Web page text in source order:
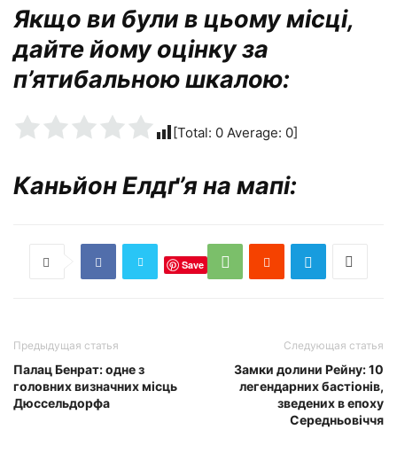
Якщо ви були в цьому місці,
дайте йому оцінку за
п’ятибальною шкалою:
[Total: 0 Average: 0]
Каньйон Елдґ’я на мапі:
Save
Предыдущая статья
Палац Бенрат: одне з
головних визначних місць
Дюссельдорфа
Следующая статья
Замки долини Рейну: 10
легендарних бастіонів,
зведених в епоху
Середньовіччя